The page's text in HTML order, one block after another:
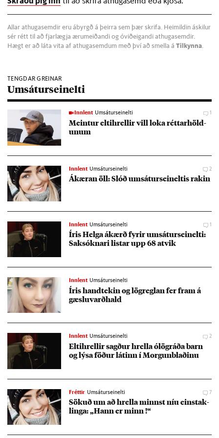
Allar athugasemdir eru ábyrgð á þeirra sem þær skrifa. Heimildin áskilur
sér rétt til að fjarlægja ærumeiðandi og óviðeigandi athugasemdir.
Hægt er að láta vita af athugasemdum með því að smella á Tilkynna
TENGDAR GREINAR
Umsáturseinelti
Innlent Umsáturseinelti 1
Meint­ur elti­hrell­ir vill loka rétt­ar­höld­
un­um
Innlent Umsáturseinelti 2
Ákær­an öll: Slóð umsát­ur­seinelt­is rak­in
Innlent Umsáturseinelti 1
Ír­is Helga ákærð fyr­ir umsát­ur­seinelti:
Sak­sókn­ari list­ar upp 68 at­vik
Innlent Umsáturseinelti
Ír­is hand­tek­in og lög­regl­an fer fram á
gæslu­varð­hald
Innlent Umsáturseinelti 2
Elti­hrell­ir sagð­ur hrella ólögráða barn
og lýsa föð­ur lát­inn í Morg­un­blað­inu
Fréttir Umsáturseinelti 7
Sök­uð um að hrella minnst níu ein­stak­
linga: „Hann er minn !“